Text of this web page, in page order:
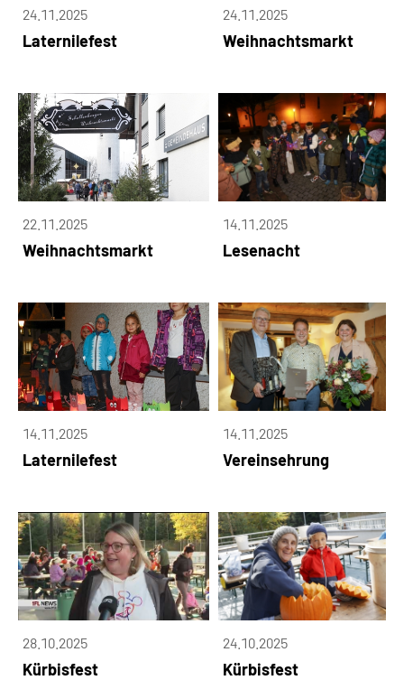
24.11.2025
Laternilefest
24.11.2025
Weihnachtsmarkt
22.11.2025
Weihnachtsmarkt
14.11.2025
Lesenacht
14.11.2025
Laternilefest
14.11.2025
Vereinsehrung
28.10.2025
Kürbisfest
24.10.2025
Kürbisfest